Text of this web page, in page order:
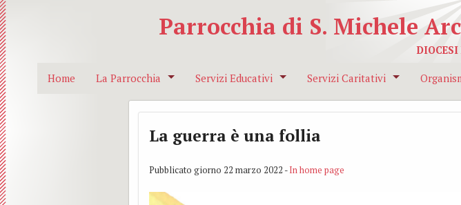
Parrocchia di S. Michele
Home La Parrocchia
I nostri Sacerdoti
Dove siamo
Servizi Educativi
Catechesi
Azione cattolica
Anspi
Servizi Caritativi
Caritas Parrocchiale
Iniziative pro missioni
Pastorale della famiglia
Lettori-
La guerra è una follia
Pubblicato giorno 22 marzo 2022 -In home page